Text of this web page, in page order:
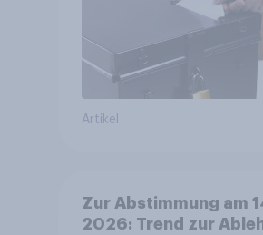
Artikel
Zur Abstimmung am
2026: Trend zur